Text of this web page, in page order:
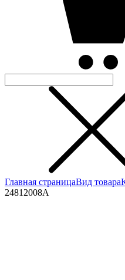
Главная страницаВид товара
24812008А